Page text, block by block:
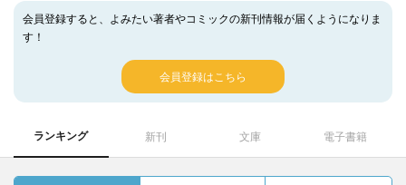
会員登録すると、よみたい著者やコミックの新刊情報が届くようになりま
す！
会員登録はこちら
ランキング 新刊 文庫 電子書籍